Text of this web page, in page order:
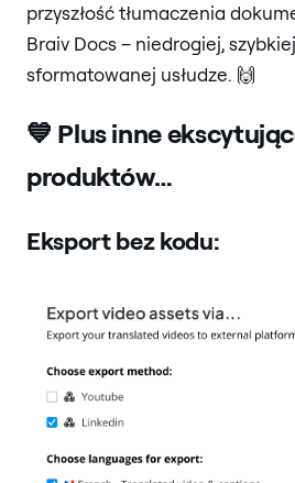
przyszłość tłumaczenia
Braiv Docs – niedrogiej,
sformatowanej usłudze. 🙌
💙 Plus inne
produktów…
Eksport bez kodu: